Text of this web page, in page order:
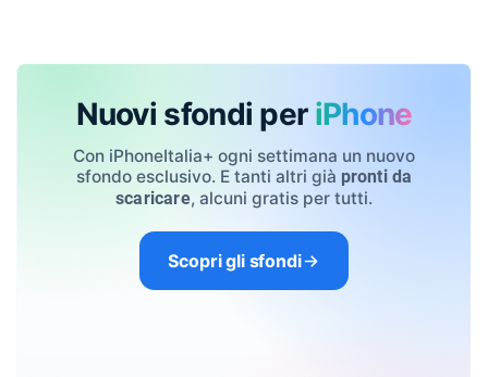
Nuovi sfondi per iPhone
Con iPhoneItalia+ ogni settimana un nuovo
sfondo esclusivo. E tanti altri già pronti da
scaricare, alcuni gratis per tutti.
Scopri gli sfondi